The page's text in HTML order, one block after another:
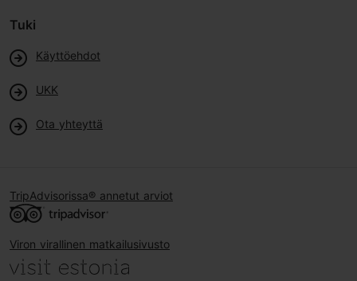
Tuki
Käyttöehdot
UKK
Ota yhteyttä
TripAdvisorissa® annetut arviot
Viron virallinen matkailusivusto